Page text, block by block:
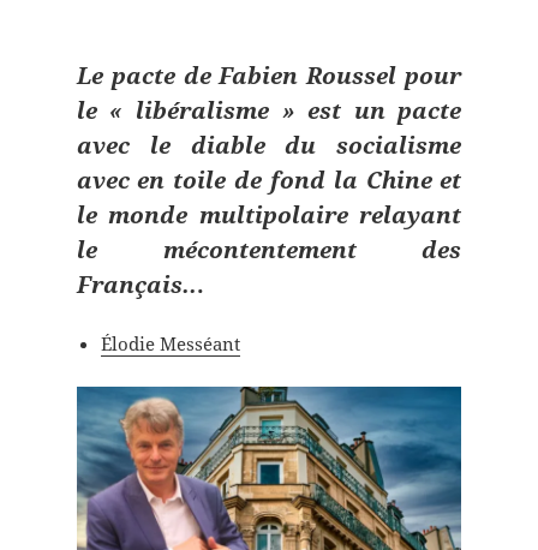
Le pacte de Fabien Roussel pour
le « libéralisme » est un pacte
avec le diable du socialisme
avec en toile de fond la Chine et
le monde multipolaire relayant
le mécontentement des
Français...
Élodie Messéant